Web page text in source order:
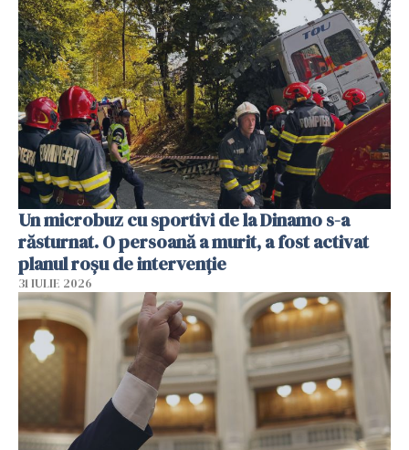
Un microbuz cu sportivi de la Dinamo s-a
răsturnat. O persoană a murit, a fost activat
planul roșu de intervenție
31 IULIE 2026